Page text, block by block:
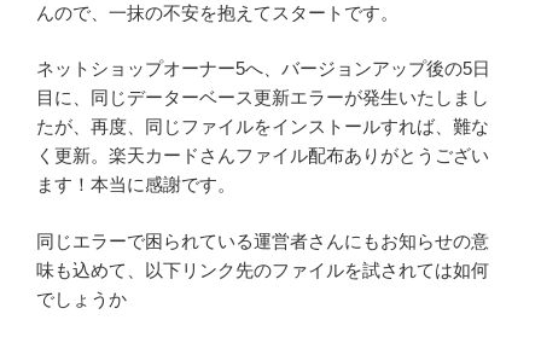
んので、一抹の不安を抱えてスタートです。
ネットショップオーナー5へ、バージョンアップ後の5日
目に、同じデーターベース更新エラーが発生いたしまし
たが、再度、同じファイルをインストールすれば、難な
く更新。楽天カードさんファイル配布ありがとうござい
ます！本当に感謝です。
同じエラーで困られている運営者さんにもお知らせの意
味も込めて、以下リンク先のファイルを試されては如何
でしょうか